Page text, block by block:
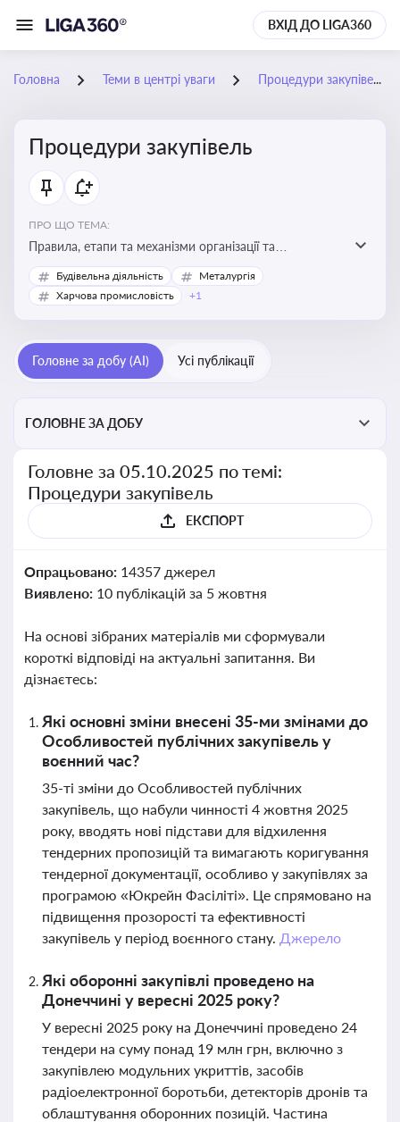
ВХІД ДО LIGA360
Головна Теми в центрі уваги Процедури закупівель
Процедури закупівель
ПРО ЩО ТЕМА:
Правила, етапи та механізми організації та
проведення закупівель товарів, робіт та послуг за
державні чи публічні кошти
Будівельна діяльність
Металургія
Харчова промисловість
+1
Головне за добу (AI) Усі публікації
ГОЛОВНЕ ЗА ДОБУ
Головне за 05.10.2025 по темі:
Процедури закупівель
ЕКСПОРТ
Опрацьовано: 14357 джерел
Виявлено: 10 публікацій за 5 жовтня
На основі зібраних матеріалів ми сформували
короткі відповіді на актуальні запитання. Ви
дізнаєтесь:
Які основні зміни внесені 35-ми змінами до
Особливостей публічних закупівель у
воєнний час?
35-ті зміни до Особливостей публічних
закупівель, що набули чинності 4 жовтня 2025
року, вводять нові підстави для відхилення
тендерних пропозицій та вимагають коригування
тендерної документації, особливо у закупівлях за
програмою «Юкрейн Фасіліті». Це спрямовано на
підвищення прозорості та ефективності
закупівель у період воєнного стану. Джерело
Які оборонні закупівлі проведено на
Донеччині у вересні 2025 року?
У вересні 2025 року на Донеччині проведено 24
тендери на суму понад 19 млн грн, включно з
закупівлею модульних укриттів, засобів
радіоелектронної боротьби, детекторів дронів та
облаштування оборонних позицій. Частина